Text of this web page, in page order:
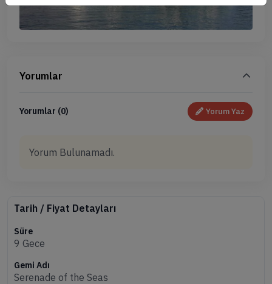
Yorumlar
Yorumlar (0) Yorum Yaz
Yorum Bulunamadı.
Tarih / Fiyat Detayları
Süre
9 Gece
Gemi Adı
Serenade of the Seas